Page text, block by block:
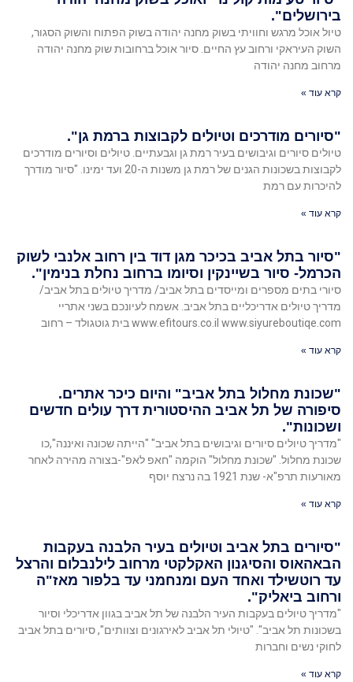
בירושלים".
טיול אוכל מרגש וחוויתי בשוק מחנה יהודה בשוק הפתוח והשוק הסגור,
השוק העיראקי ורחוב עץ החיים. סיור אוכל ברחובות שוק מחנה יהודה
מרחוב מחנה יהודה
קרא עוד »
"סיורים מודרכים וטיולים לקבוצות ברמת גן".
טיולים סיורים וגיבושים בעיר רמת גן וגבעתיים. טיולים וסיורים מודרכים
לקבוצות בשכונות הגנים של רמת גן משנות ה-20 ועד ימינו. "סיור מודרך
להיכרות עם רמת
קרא עוד »
"סיור בתל אביב בכיכר מגן דוד בין רחוב אלנבי לשוק
הכרמל- סיור בשיינקין וסיומו ברחוב נחלת בנימין".
סיורי בתים מספרים ומייסדים בתל אביב/ מדריך טיולים בתל אביב/
מדריך טיולים אדריכליים בתל אביב. אשמח לעיונכם בשני אתריי
www.efitours.co.il www.siyureboutiqe.com בית גוטגולד – רחוב
קרא עוד »
"שכונת מחלול בתל אביב" והיום כיכר אתרים.
סיפורה של תל אביב ההיסטורית דרך עולים חדשים
ושכונות".
"מדריך טיולים סיורים וגיבושים בתל אביב" "הייתה שכונה ואיננה",כו
שכונת מחלול. "שכונת מחלול" הוקמה "חאפ לאפ"-בצורה מהירה לאחר
מאורעות תרפ"א- שנת 1921 בה נרצח יוסף
קרא עוד »
"סיורים בתל אביב וטיולים בעיר הלבנה בעקבות
הבאהאוס והסיגנון האקלקטי מרחוב לילנבלום והרצל
עד רוטשילד ואחד העם ומנחמני עד בלפור מאז"ה
ורחוב ביאליק".
"מדריך טיולים בעקבות העיר הלבנה של תל אביב בגוון אדריכלי וסיור
בשכונות תל אביב". "טיולי תל אביב לאירגונים וצוותים", סיורים בתל אביב
לחוקי נשים וחברות
קרא עוד »